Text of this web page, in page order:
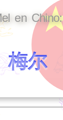
en Chino:
梅尔